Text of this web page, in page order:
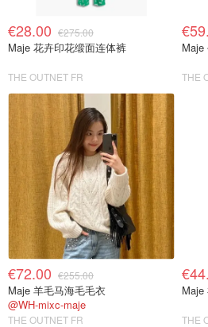
€28.00 €275.00
Maje 花卉印花缎面连体裤
THE OUTNET FR
Maje
THE
€72.00 €255.00
Maje 羊毛马海毛毛衣
@WH-mixc-maje
THE OUTNET FR
Maje
THE